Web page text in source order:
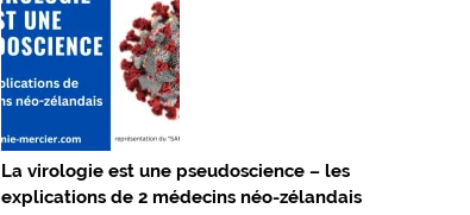
La virologie est une pseudoscience – les
explications de 2 médecins néo-zélandais